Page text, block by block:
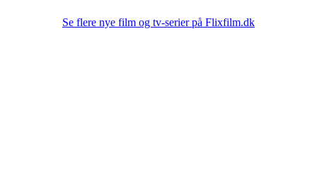
Se flere nye film og tv-serier på Flixfilm.dk